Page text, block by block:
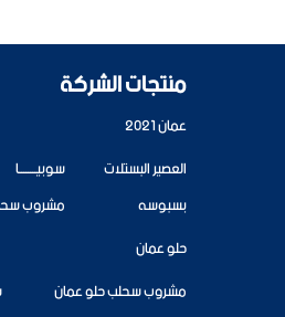
منتجات الشركة
عمان 2021
العصير البستلات
سوبيــــــــا
بسبوسه
مشروب
حلو عمان
مشروب سحلب حلو عمان